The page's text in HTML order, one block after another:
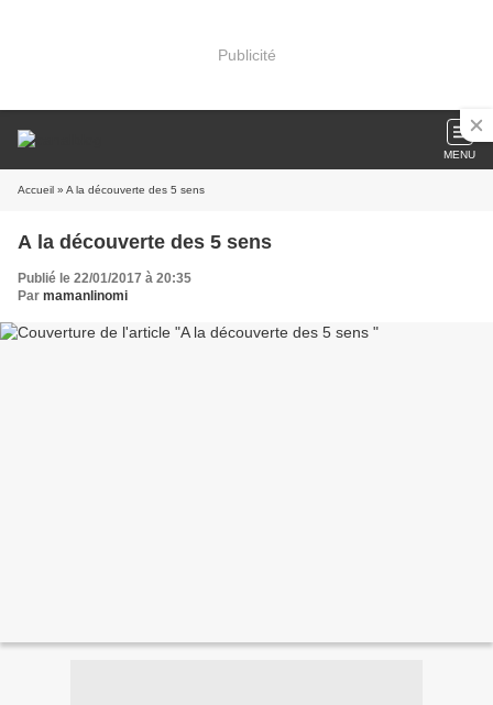
Publicité
MENU
Accueil » A la découverte des 5 sens
A la découverte des 5 sens
Publié le 22/01/2017 à 20:35
Par mamanlinomi